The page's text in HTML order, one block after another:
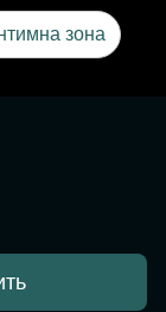
зона